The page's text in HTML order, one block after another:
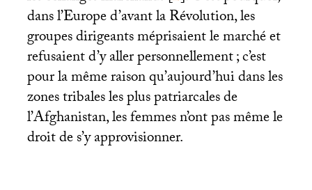
dans l’Europe d’avant la Révolution, les
groupes dirigeants méprisaient le marché et
refusaient d’y aller personnellement; c’est
pour la même raison qu’aujourd’hui dans les
zones tribales les plus patriarcales de
l’Afghanistan, les femmes n’ont pas même le
droit de s’y approvisionner.